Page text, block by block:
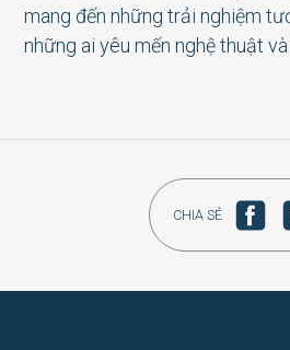
mang đến những trải nghiệm
những ai yêu mến nghệ thuật và
CHIA SẺ